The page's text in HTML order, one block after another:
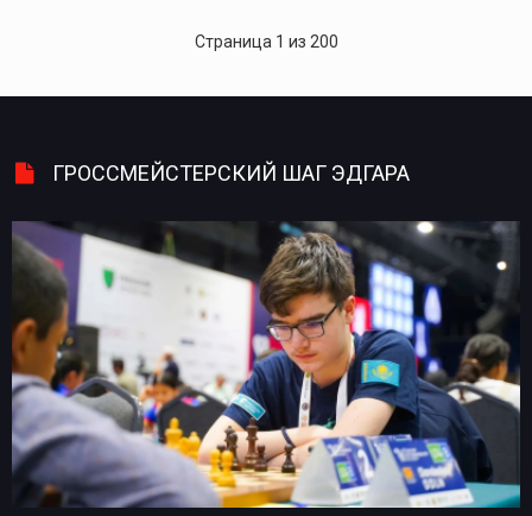
Страница 1 из 200
ГРОССМЕЙСТЕРСКИЙ ШАГ ЭДГАРА